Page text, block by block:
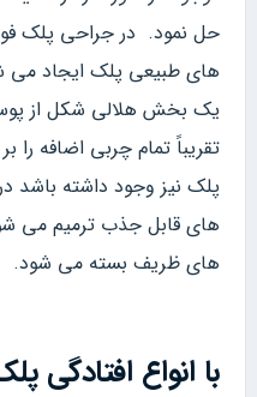
حل نمود. در جراحی پلک
های طبیعی پلک ایجاد
یک بخش هلالی شکل از
تقریباً تمام چربی اضافه را
پلک نیز وجود داشته باشد
های قابل جذب ترمیم می
های ظریف بسته می شود.
با انواع افتادگی